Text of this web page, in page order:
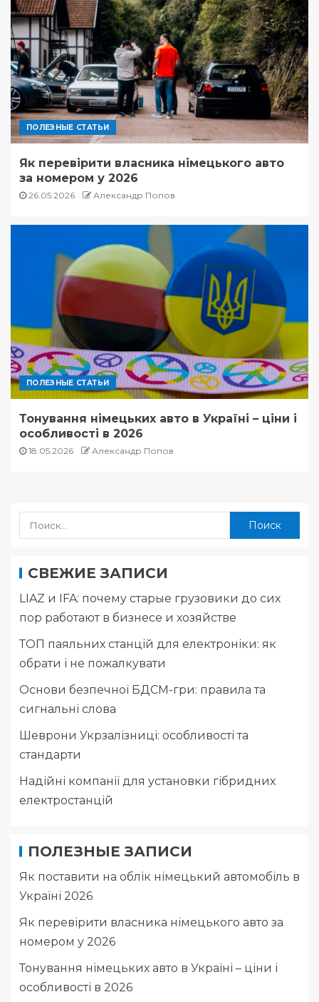
ПОЛЕЗНЫЕ СТАТЬИ
Як перевірити власника німецького авто
за номером у 2026
26.05.2026 Александр Попов
ПОЛЕЗНЫЕ СТАТЬИ
Тонування німецьких авто в Україні – ціни і
особливості в 2026
18.05.2026 Александр Попов
СВЕЖИЕ ЗАПИСИ
LIAZ и IFA: почему старые грузовики до сих
пор работают в бизнесе и хозяйстве
ТОП паяльних станцій для електроніки: як
обрати і не пожалкувати
Основи безпечної БДСМ-гри: правила та
сигнальні слова
Шеврони Укрзалізниці: особливості та
стандарти
Надійні компанії для установки гібридних
електростанцій
ПОЛЕЗНЫЕ ЗАПИСИ
Як поставити на облік німецький автомобіль в
Україні 2026
Як перевірити власника німецького авто за
номером у 2026
Тонування німецьких авто в Україні – ціни і
особливості в 2026